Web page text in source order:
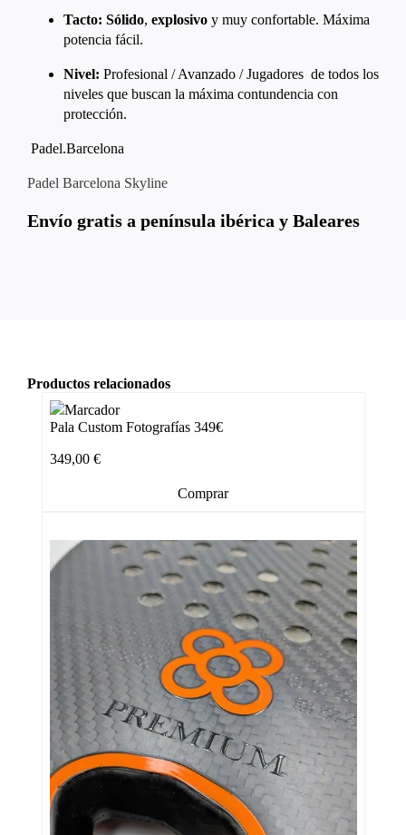
Tacto: Sólido, explosivoy muy confortable. Máxima
potencia fácil.
Nivel: Profesional / Avanzado / Jugadores de todos los
niveles que buscan la máxima contundencia con
protección.
Padel.Barcelona
Padel Barcelona Skyline
Envío gratis a península ibérica y Baleares
Productos relacionados
Pala Custom Fotografías 349€
349,00 €
Comprar